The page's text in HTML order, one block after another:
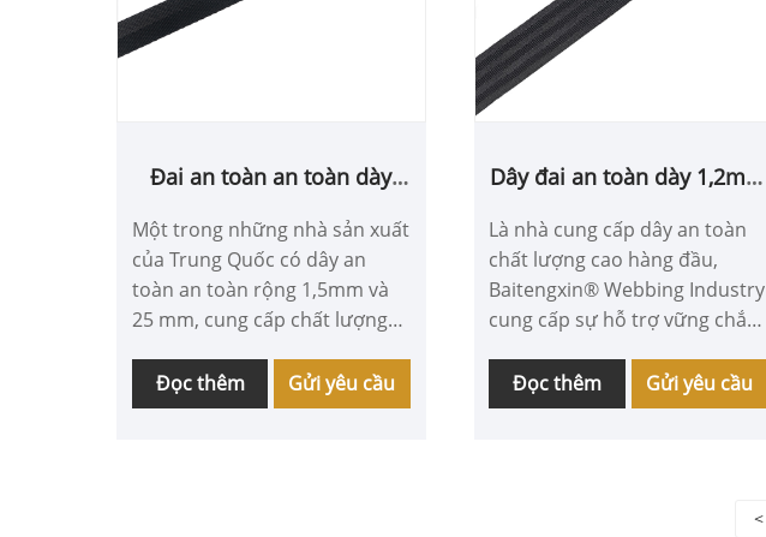
Đai an toàn an toàn dày
Một trong những nhà sản xuất
của Trung Quốc có dây an
toàn an toàn rộng 1,5mm và
25 mm, cung cấp chất lượng
Baitengxin. Công ty sử dụng
vật liệu sợi polyester mật độ
Đọc thêm Gửi yêu cầu
Dây đai an toàn dày 1,2mm
Là nhà cung cấp dây an toàn
chất lượng cao hàng đầu,
Baitengxin® Webbing Industry
cung cấp sự hỗ trợ vững chắc
cho trẻ em với công nghệ sản
xuất tuyệt vời và tuân thủ
1,2mm và rộng 38mm. Những
Đọc thêm Gửi yêu cầu
<